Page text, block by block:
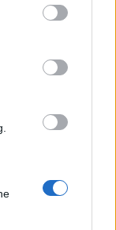
may click to
party tags to
below Google
iráni